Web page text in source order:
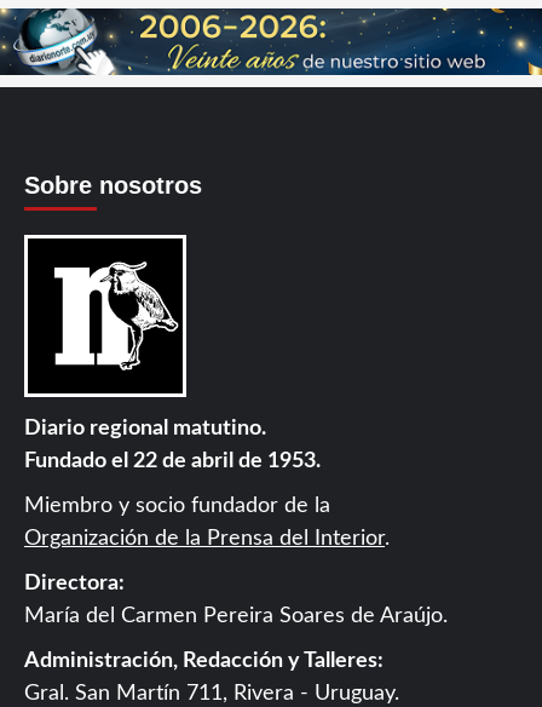
Sobre nosotros
Diario regional matutino.
Fundado el 22 de abril de 1953.
Miembro y socio fundador de la
Organización de la Prensa del Interior.
Directora:
María del Carmen Pereira Soares de Araújo.
Administración, Redacción y Talleres:
Gral. San Martín 711, Rivera - Uruguay.